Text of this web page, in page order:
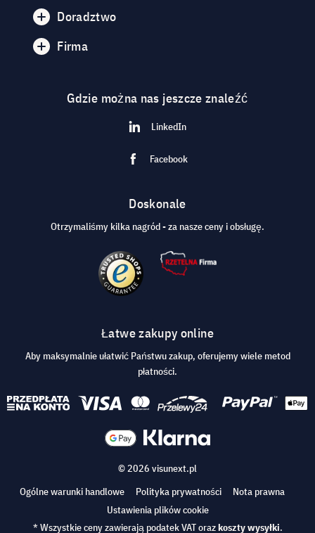
Doradztwo
Firma
Gdzie można nas jeszcze znaleźć
LinkedIn
Facebook
Doskonale
Otrzymaliśmy kilka nagród - za nasze ceny i obsługę.
Łatwe zakupy online
Aby maksymalnie ułatwić Państwu zakup, oferujemy wiele metod
płatności.
© 2026 visunext.pl
Ogólne warunki handlowe
Polityka prywatności
Nota prawna
Ustawienia plików cookie
* Wszystkie ceny zawierają podatek VAT orazkoszty wysyłki.